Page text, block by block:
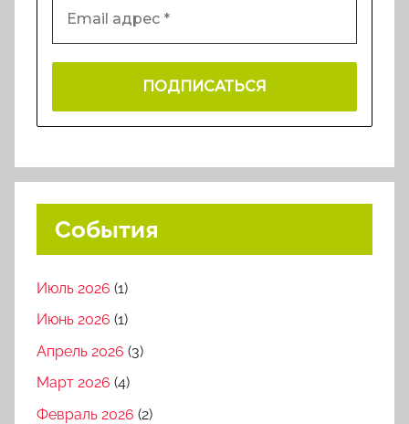
События
Июль 2026 (1)
Июнь 2026 (1)
Апрель 2026 (3)
Март 2026 (4)
Февраль 2026 (2)